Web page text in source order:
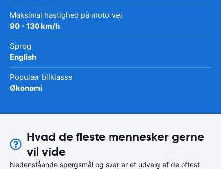
Maksimal hastighed på motorvej
90 - 130 km/h
Sprog
English
Populær bilklasse
Økonomi
Hvad de fleste mennesker gerne
vil vide
Nedenstående spørgsmål og svar er et udvalg af de oftest